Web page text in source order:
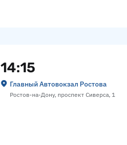
14:15
Главный Автовокзал Ростова
Ростов-на-Дону, проспект Сиверса, 1